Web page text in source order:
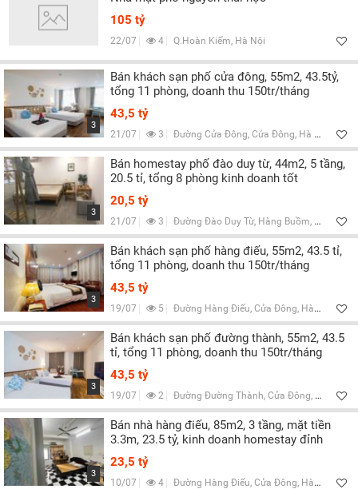
105 tỷ
22/07 4 Q.Hoàn Kiếm, Hà Nội
3
Bán khách sạn phố cửa đông, 55m2, 43.5tỷ,
tổng 11 phòng, doanh thu 150tr/tháng
43,5 tỷ
21/07 3 Đường Cửa Đông, Cửa Đông, Hà Nội
3
Bán homestay phố đào duy từ, 44m2, 5 tầng,
20.5 tỉ, tổng 8 phòng kinh doanh tốt
20,5 tỷ
21/07 3 Đường Đào Duy Từ, Hàng Buồm, Hà Nội
3
Bán khách sạn phố hàng điếu, 55m2, 43.5 tỉ,
tổng 11 phòng, doanh thu 150tr/tháng
43,5 tỷ
19/07 5 Đường Hàng Điếu, Cửa Đông, Hà Nội
3
Bán khách sạn phố đường thành, 55m2, 43.5
tỉ, tổng 11 phòng, doanh thu 150tr/tháng
43,5 tỷ
19/07 2 Đường Đường Thành, Cửa Đông, Hà Nội
3
Bán nhà hàng điếu, 85m2, 3 tầng, mặt tiền
3.3m, 23.5 tỷ, kinh doanh homestay đỉnh
23,5 tỷ
10/07 4 Đường Hàng Điếu, Cửa Đông, Hà Nội